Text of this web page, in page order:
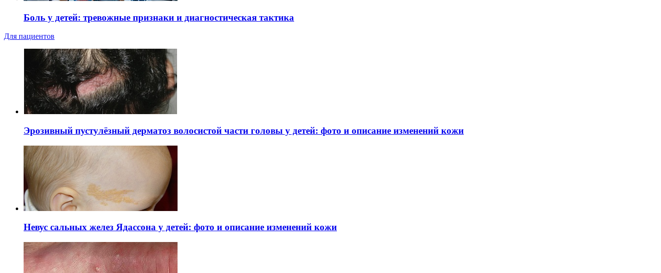
Боль у детей: тревожные признаки и диагностическая тактика
Для пациентов
Эрозивный пустулёзный дерматоз волосистой части головы у детей: фото и описание изменений кожи
Невус сальных желез Ядассона у детей: фото и описание изменений кожи